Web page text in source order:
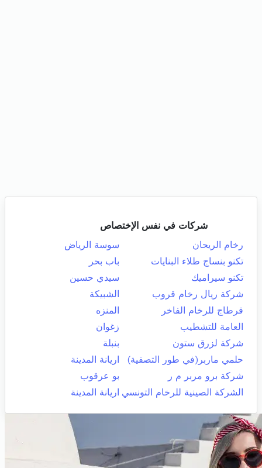
شركات في نفس الإختصاص
رخام الريحان
سوسة الرياض
تكنو بنساج طلاء البنايات
باب بحر
تكنو سيراميك
سيدي حسين
شركة ريال رخام قروب
الشبيكة
قرطاج للرخام الفاخر
المنزه
العامة للتشطيب
زغوان
شركة لزرق ستون
بنبلة
حلمي ماربر(في طور التصفية)
اريانة المدينة
شركة برو مربر م ر
بو عرقوب
الشركة الصينية للرخام التونسي اريانة المدينة